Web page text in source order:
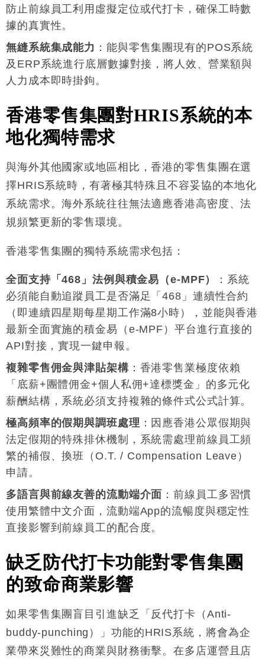
防止前線員工利用虛擬定位或代打卡，確保工時數
據的真實性。
無縫系統集成能力 ：能與零售集團現有的POS系統
及ERP系統進行底層數據對接，將人效、營業額與
人力成本即時掛鉤。
香港零售集團對HRIS系統的本
地化獨特需求
與海外其他國家或地區相比，香港的零售集團在選
擇HRIS系統時，有著極其特殊且不容妥協的本地化
系統需求。海外系統往往無法適應香港高密度、法
規頻繁更新的零售環境。
香港零售集團的獨特系統需求包括 ：
全面支持「468」法例與積金易（e-MPF）
：系統
必須能自動追蹤員工是否滿足「468」連續性合約
（即連續四星期每星期工作滿8小時），並能與香港
最新全面實施的積金易（e-MPF）平台進行直接的
API對接，實現一鍵申報 。
複雜零售佣金與津貼架構：香港零售業極度依賴
「底薪+團體佣金+個人私佣+達標獎金」的多元化
薪酬結構，系統必須支持複雜的條件式公式計算。
極高頻率的假期與調班處理 ：因應香港公眾假期與
法定假期的特殊排休機制，系統需處理前線員工頻
繁的補假、換班（O.T. / Compensation Leave）
申請。
多語言與前線友善的流動端介面 ：前線員工多習慣
使用繁體中文介面，流動端App的流暢度與穩定性
直接影響到前線員工的配合度。
缺乏防代打卡功能對零售集團
的致命商業影響
如果零售集團盲目引進缺乏「反代打卡（Anti-
buddy-punching）」功能的HRIS系統，將會為企
業帶來災難性的商業與財務衝擊。在多店運營且店